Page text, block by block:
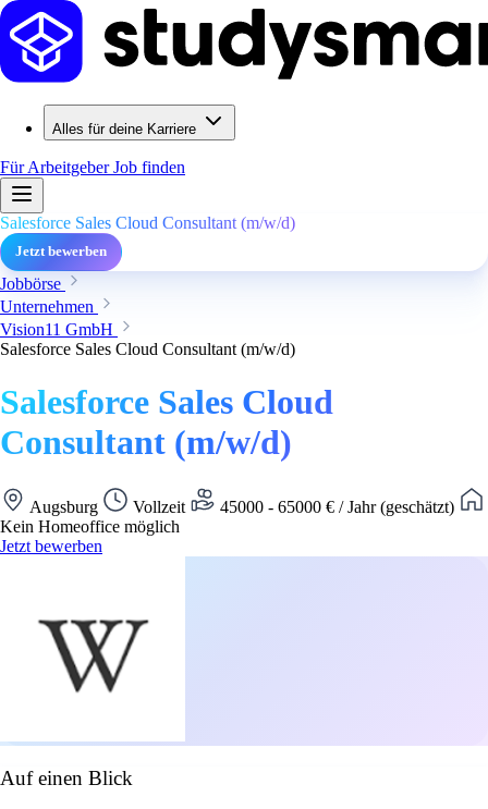
Alles für deine Karriere
Für ArbeitgeberJob finden
Salesforce Sales Cloud Consultant (m/w/d)
Jetzt bewerben
Jobbörse
Unternehmen
Vision11 GmbH
Salesforce Sales Cloud Consultant (m/w/d)
Salesforce Sales Cloud
Consultant (m/w/d)
Augsburg Vollzeit
45000 - 65000 € / Jahr (geschätzt)
Kein Homeoffice möglich
Jetzt bewerben
Auf einen Blick